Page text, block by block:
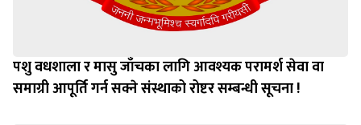
पशु वधशाला र मासु जाँचका लागि आवश्यक परामर्श सेवा वा
समाग्री आपूर्ति गर्न सक्ने संस्थाको रोष्टर सम्बन्धी सूचना !